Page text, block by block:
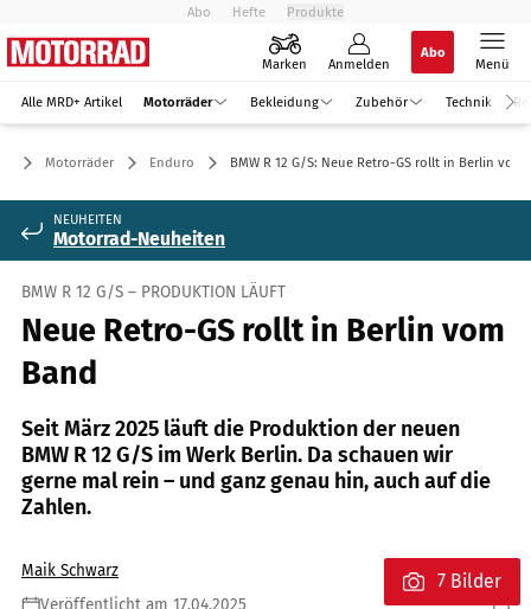
Abo Hefte Produkte
Marken Anmelden
Abo
Menü
Alle MRD+ Artikel Motorräder Bekleidung Zubehör Technik
Motorräder Enduro BMW R 12 G/S: Neue Retro-GS rollt in Berlin vom
NEUHEITEN
Motorrad-Neuheiten
BMW R 12 G/S – PRODUKTION LÄUFT
Neue Retro-GS rollt in Berlin vom
Band
Seit März 2025 läuft die Produktion der neuen
BMW R 12 G/S im Werk Berlin. Da schauen wir
gerne mal rein – und ganz genau hin, auch auf die
Zahlen.
Maik Schwarz
Veröffentlicht am 17.04.2025
7 Bilder